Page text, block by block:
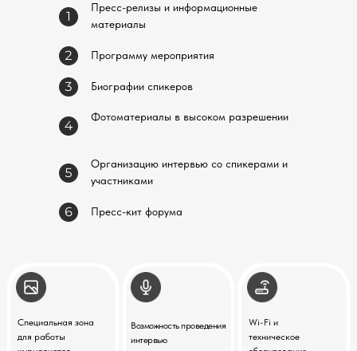
Программу мероприятия
Пресс-релизы и информационные
материалы
Биографии спикеров
Фотоматериалы в высоком разрешении
Организацию интервью со спикерами и
участниками
Пресс-кит форума
Специальная зона
для работы
Возможность проведения
интервью
Wi-Fi и
техническое